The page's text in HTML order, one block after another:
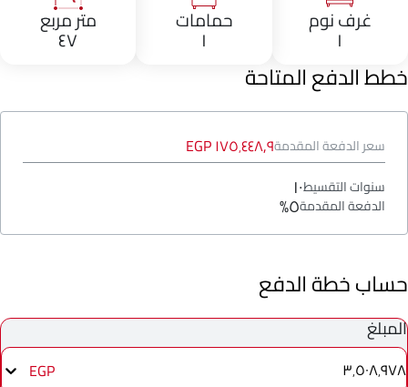
غرف نوم
١
حمامات
١
متر مربع
٤٧
خطط الدفع المتاحة
سعر الدفعة المقدمة١٧٥٬٤٤٨٫٩ EGP
سنوات التقسيط١٠
الدفعة المقدمة٥%
حساب خطة الدفع
المبلغ
٣٬٥٠٨٬٩٧٨ EGP